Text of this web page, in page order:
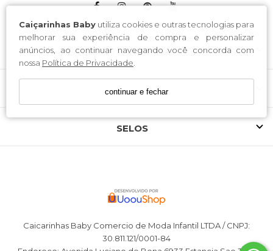
Caiçarinhas Baby utiliza cookies e outras tecnologias para
melhorar sua experiência de compra e personalizar
anúncios, ao continuar navegando você concorda com
nossa Política de Privacidade.
continuar e fechar
INSTITUCIONAL
ATENDIMENTO
SELOS
Caicarinhas Baby Comercio de Moda Infantil LTDA / CNPJ:
30.811.121/0001-84